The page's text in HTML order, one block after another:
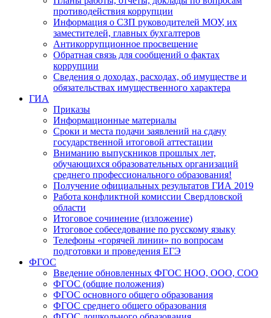
противодействия коррупции
Информация о СЗП руководителей МОУ, их
заместителей, главных бухгалтеров
Антикоррупционное просвещение
Обратная связь для сообщений о фактах
коррупции
Сведения о доходах, расходах, об имуществе и
обязательствах имущественного характера
ГИА
Приказы
Информационные материалы
Сроки и места подачи заявлений на сдачу
государственной итоговой аттестации
Вниманию выпускников прошлых лет,
обучающихся образовательных организаций
среднего профессионального образования!
Получение официальных результатов ГИА 2019
Работа конфликтной комиссии Свердловской
области
Итоговое сочинение (изложение)
Итоговое собеседование по русскому языку
Телефоны «горячей линии» по вопросам
подготовки и проведения ЕГЭ
ФГОС
Введение обновленных ФГОС НОО, ООО, СОО
ФГОС (общие положения)
ФГОС основного общего образования
ФГОС среднего общего образования